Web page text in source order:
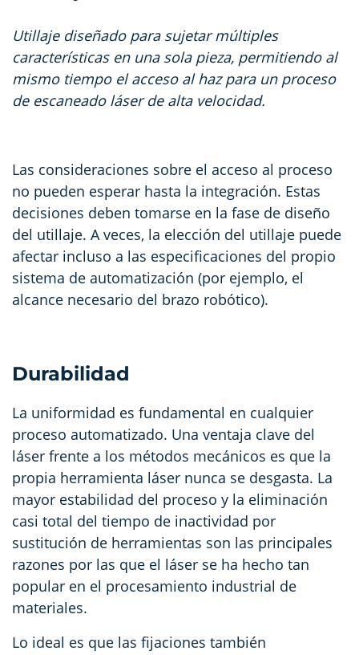
Utillaje diseñado para sujetar múltiples
características en una sola pieza, permitiendo al
mismo tiempo el acceso al haz para un proceso
de escaneado láser de alta velocidad.
Las consideraciones sobre el acceso al proceso
no pueden esperar hasta la integración. Estas
decisiones deben tomarse en la fase de diseño
del utillaje. A veces, la elección del utillaje puede
afectar incluso a las especificaciones del propio
sistema de automatización (por ejemplo, el
alcance necesario del brazo robótico).
Durabilidad
La uniformidad es fundamental en cualquier
proceso automatizado. Una ventaja clave del
láser frente a los métodos mecánicos es que la
propia herramienta láser nunca se desgasta. La
mayor estabilidad del proceso y la eliminación
casi total del tiempo de inactividad por
sustitución de herramientas son las principales
razones por las que el láser se ha hecho tan
popular en el procesamiento industrial de
materiales.
Lo ideal es que las fijaciones también